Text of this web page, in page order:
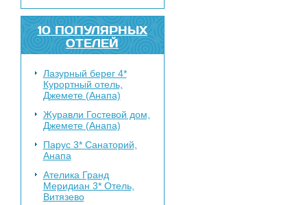
10 ПОПУЛЯРНЫХ
ОТЕЛЕЙ
Лазурный берег 4*
Курортный отель,
Джемете (Анапа)
Журавли Гостевой дом,
Джемете (Анапа)
Парус 3* Санаторий,
Анапа
Ателика Гранд
Меридиан 3* Отель,
Витязево